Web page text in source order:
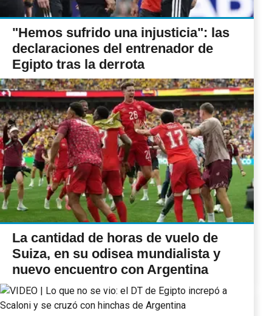
"Hemos sufrido una injusticia": las
declaraciones del entrenador de
Egipto tras la derrota
La cantidad de horas de vuelo de
Suiza, en su odisea mundialista y
nuevo encuentro con Argentina